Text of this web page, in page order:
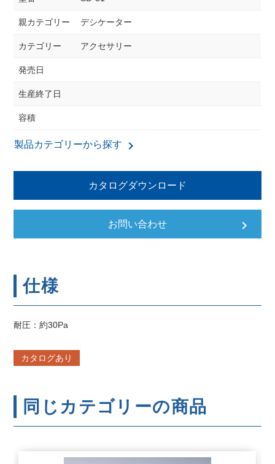
親カテゴリー デシケーター
カテゴリー アクセサリー
発売日
生産終了日
容積
製品カテゴリーから探す keyboard_arrow_right
カタログダウンロード
お問い合わせ keyboard_arrow_right
仕様
耐圧：約30Pa
カタログあり
同じカテゴリーの商品